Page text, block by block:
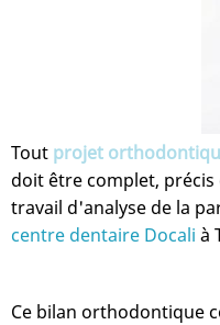
Tout projet
doit être complet,
travail d'analyse de la
centre dentaire Docali à
Ce bilan orthodontique